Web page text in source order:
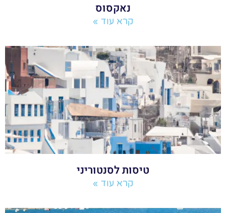
נאקסוס
קרא עוד »
טיסות לסנטוריני
קרא עוד »